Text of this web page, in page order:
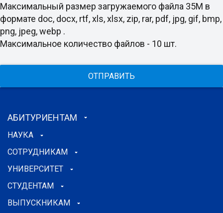
Максимальный размер загружаемого файла 35M в
формате doc, docx, rtf, xls, xlsx, zip, rar, pdf, jpg, gif, bmp,
png, jpeg, webp .
Максимальное количество файлов - 10 шт.
ОТПРАВИТЬ
АБИТУРИЕНТАМ
НАУКА
СОТРУДНИКАМ
УНИВЕРСИТЕТ
СТУДЕНТАМ
ВЫПУСКНИКАМ